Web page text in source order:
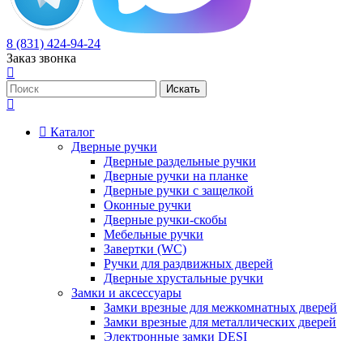
8 (831) 424-94-24
Заказ звонка
Каталог
Дверные ручки
Дверные раздельные ручки
Дверные ручки на планке
Дверные ручки с защелкой
Оконные ручки
Дверные ручки-скобы
Мебельные ручки
Завертки (WC)
Ручки для раздвижных дверей
Дверные хрустальные ручки
Замки и аксессуары
Замки врезные для межкомнатных дверей
Замки врезные для металлических дверей
Электронные замки DESI